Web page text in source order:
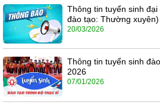
Thông tin tuyển sinh
đào tạo: Thường xuyên)
20/03/2026
Thông tin tuyển sinh
2026
07/01/2026